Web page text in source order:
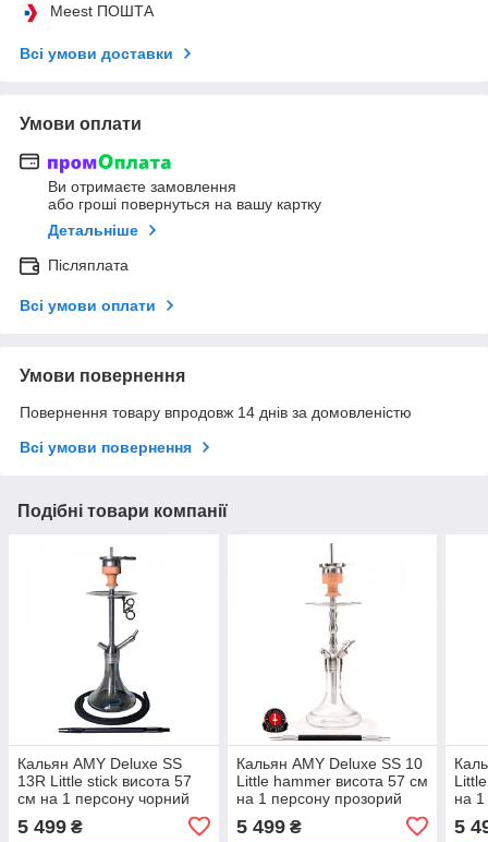
Meest ПОШТА
Всі умови доставки
Умови оплати
Ви отримаєте замовлення
або гроші повернуться на вашу картку
Детальніше
Післяплата
Всі умови оплати
Умови повернення
Повернення товару впродовж 14 днів за домовленістю
Всі умови повернення
Подібні товари компанії
Кальян AMY Deluxe SS
13R Little stick висота 57
см на 1 персону чорний
5 499 ₴
Кальян AMY Deluxe SS 10
Little hammer висота 57 см
на 1 персону прозорий
5 499₴
на 1
5